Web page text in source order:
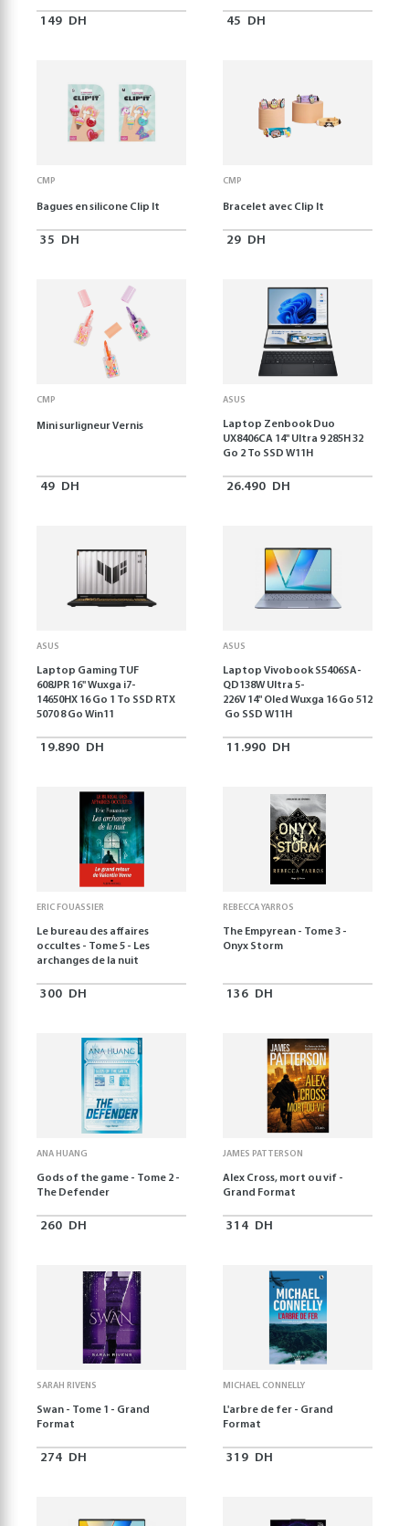
149 DH 45 DH
CMP
Bagues en silicone Clip It
35 DH
CMP
Bracelet avec Clip It
29 DH
CMP
Mini surligneur Vernis
49 DH
ASUS
Laptop Zenbook Duo
UX8406CA 14'' Ultra 9 285H 32
Go 2 To SSD W11H
26.490 DH
ASUS
Laptop Gaming TUF
608JPR 16'' Wuxga i7-
14650HX 16 Go 1 To SSD RTX
5070 8 Go Win11
19.890 DH
ASUS
Laptop Vivobook S5406SA-
QD138W Ultra 5-
226V 14" Oled Wuxga 16 Go 512
Go SSD W11H
11.990 DH
ERIC FOUASSIER
Le bureau des affaires
occultes - Tome 5 - Les
archanges de la nuit
300 DH
REBECCA YARROS
The Empyrean - Tome 3 -
Onyx Storm
136 DH
ANA HUANG
Gods of the game - Tome 2 -
The Defender
260 DH
JAMES PATTERSON
Alex Cross, mort ou vif -
Grand Format
314 DH
SARAH RIVENS
Swan - Tome 1 - Grand
Format
274 DH
MICHAEL CONNELLY
L'arbre de fer - Grand
Format
319 DH